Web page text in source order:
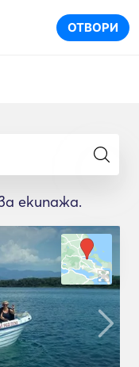
ОТВОРИ
екипажа.